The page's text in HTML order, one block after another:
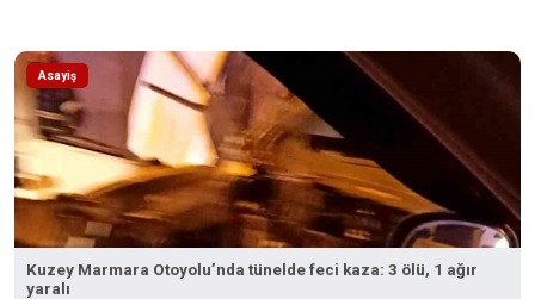
Asayiş
Kuzey Marmara Otoyolu’nda tünelde feci kaza: 3 ölü, 1 ağır
yaralı